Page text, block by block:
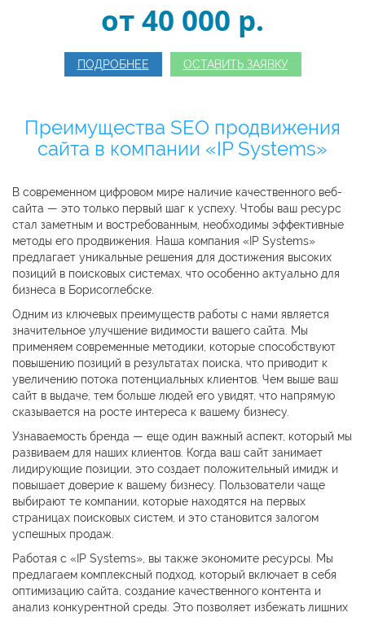
от 40 000 p.
ПОДРОБНЕЕ ОСТАВИТЬ ЗАЯВКУ
Преимущества SEO продвижения
сайта в компании «IP Systems»
В современном цифровом мире наличие качественного веб-
сайта — это только первый шаг к успеху. Чтобы ваш ресурс
стал заметным и востребованным, необходимы эффективные
методы его продвижения. Наша компания «IP Systems»
предлагает уникальные решения для достижения высоких
позиций в поисковых системах, что особенно актуально для
бизнеса в Борисоглебске.
Одним из ключевых преимуществ работы с нами является
значительное улучшение видимости вашего сайта. Мы
применяем современные методики, которые способствуют
повышению позиций в результатах поиска, что приводит к
увеличению потока потенциальных клиентов. Чем выше ваш
сайт в выдаче, тем больше людей его увидят, что напрямую
сказывается на росте интереса к вашему бизнесу.
Узнаваемость бренда — еще один важный аспект, который мы
развиваем для наших клиентов. Когда ваш сайт занимает
лидирующие позиции, это создает положительный имидж и
повышает доверие к вашему бизнесу. Пользователи чаще
выбирают те компании, которые находятся на первых
страницах поисковых систем, и это становится залогом
успешных продаж.
Работая с «IP Systems», вы также экономите ресурсы. Мы
предлагаем комплексный подход, который включает в себя
оптимизацию сайта, создание качественного контента и
анализ конкурентной среды. Это позволяет избежать лишних